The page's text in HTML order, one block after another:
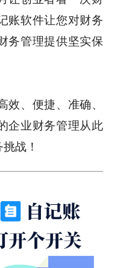
账软件让您对财务
务管理提供坚实保
效、便捷、准确、
企业财务管理从此
战！